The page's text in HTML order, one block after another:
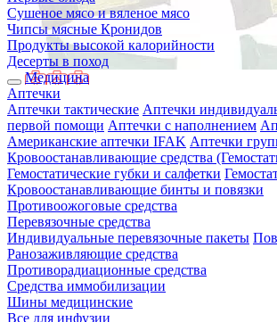
Сушеное мясо и вяленое мясо
Чипсы мясные Кронидов
Продукты высокой калорийности
Десерты в поход
Медицина
Аптечки
Аптечки тактические Аптечки
первой помощи Аптечки с наполнением
Американские аптечки IFAK Аптечки
Кровоостанавливающие средства
Гемостатические губки и салфетки
Кровоостанавливающие бинты и повязки
Противоожоговые средства
Перевязочные средства
Индивидуальные перевязочные пакеты
Ранозаживляющие средства
Противорадиационные средства
Средства иммобилизации
Шины медицинские
Все для инфузии